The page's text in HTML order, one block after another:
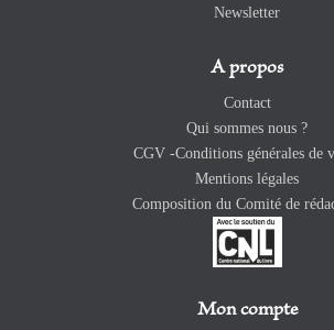
Newsletter
A propos
Contact
Qui sommes nous ?
CGV -Conditions générales de
Mentions légales
Composition du Comité de
Mon compte